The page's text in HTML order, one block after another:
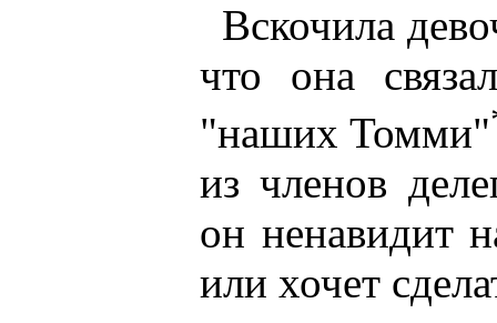
Вскочила
что она
"наших Томми"
из членов
он ненавидит
или хочет